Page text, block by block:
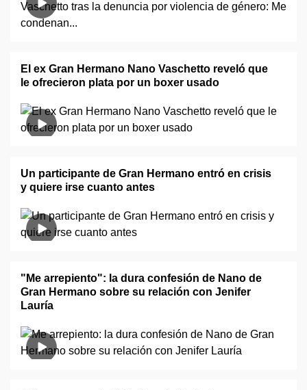
El ex Gran Hermano Nano Vaschetto reveló que
le ofrecieron plata por un boxer usado
Un participante de Gran Hermano entró en crisis
y quiere irse cuanto antes
"Me arrepiento": la dura confesión de Nano de
Gran Hermano sobre su relación con Jenifer
Lauría